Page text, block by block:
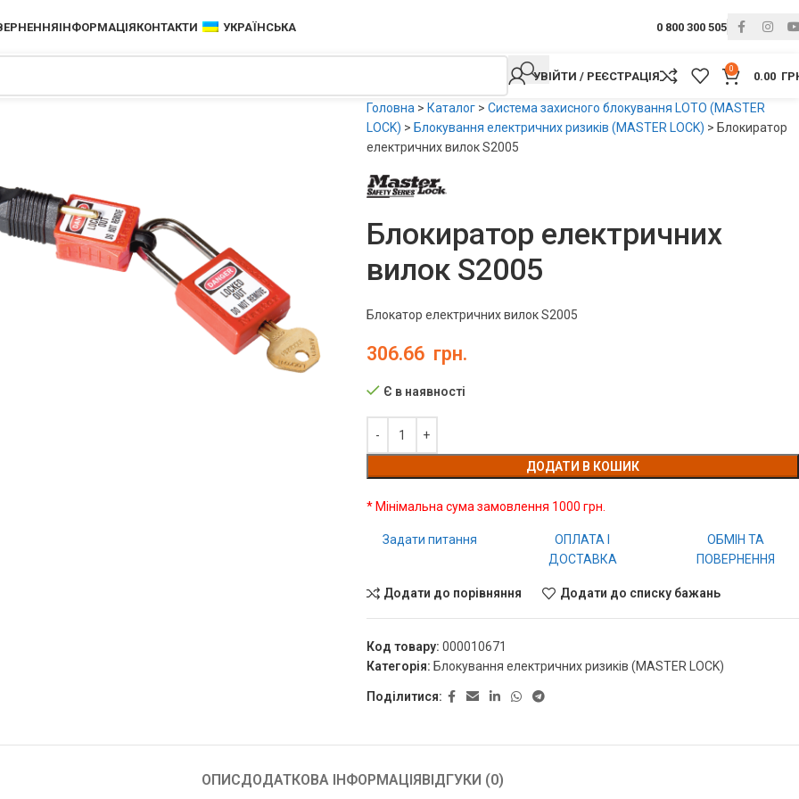
ІНФОРМАЦІЯКОНТАКТИ УКРАЇНСЬКА 0 800 300 505
УВІЙТИ / РЕЄСТРАЦІЯ
0
0.00
Головна > Каталог> Система захисного блокування LOTO (MASTER
LOCK) > Блокування електричних ризиків (MASTER LOCK) > Блокиратор
електричних вилок S2005
Блокиратор електричних
вилок S2005
Блокатор електричних вилок S2005
306.66 грн.
Є в наявності
ДОДАТИ В КОШИК
* Мінімальна сума замовлення 1000 грн.
Задати питання
ОПЛАТА І
ДОСТАВКА
ОБМІН ТА
ПОВЕРНЕННЯ
Додати до порівняння Додати до списку бажань
Код товару: 000010671
Категорія: Блокування електричних ризиків (MASTER LOCK)
Поділитися:
ОПИСДОДАТКОВА ІНФОРМАЦІЯВІДГУКИ (0)